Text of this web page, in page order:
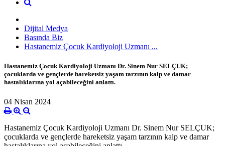
Dijital Medya
Basında Biz
Hastanemiz Çocuk Kardiyoloji Uzmanı ...
Hastanemiz Çocuk Kardiyoloji Uzmanı Dr. Sinem Nur SELÇUK;
çocuklarda ve gençlerde hareketsiz yaşam tarzının kalp ve damar
hastalıklarına yol açabileceğini anlattı.
04 Nisan 2024
Hastanemiz Çocuk Kardiyoloji Uzmanı Dr. Sinem Nur SELÇUK;
çocuklarda ve gençlerde hareketsiz yaşam tarzının kalp ve damar